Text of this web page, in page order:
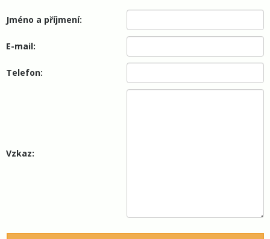
Jméno a příjmení:
E-mail:
Telefon:
Vzkaz: